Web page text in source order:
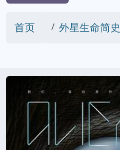
首页 外星生命简史